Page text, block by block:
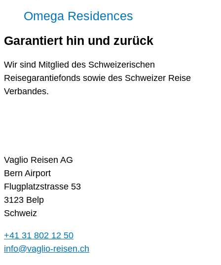
Omega Residences
Garantiert hin und zurück
Wir sind Mitglied des Schweizerischen
Reisegarantiefonds sowie des Schweizer Reise
Verbandes.
Vaglio Reisen AG
Bern Airport
Flugplatzstrasse 53
3123 Belp
Schweiz
+41 31 802 12 50
info@vaglio-reisen.ch